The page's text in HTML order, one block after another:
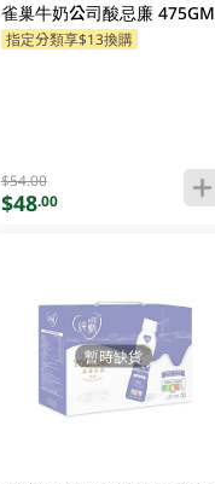
雀巢牛奶公司酸忌廉 475GM
指定分類享$13換購
$54.00
$48.00
暫時缺貨